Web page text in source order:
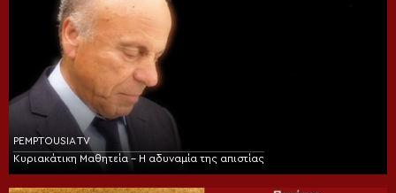
PEMPTOUSIA TV
Κυριακάτικη Μαθητεία – Η αδυναμία της απιστίας